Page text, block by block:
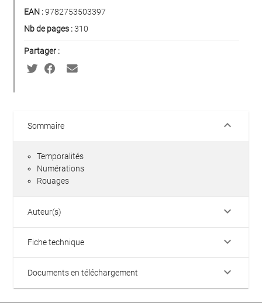
EAN :9782753503397
Nb de pages :310
Partager :
Sommaire keyboard_arrow_down
Temporalités
Numérations
Rouages
Auteur(s) keyboard_arrow_down
Fiche technique keyboard_arrow_down
Documents en téléchargement keyboard_arrow_down